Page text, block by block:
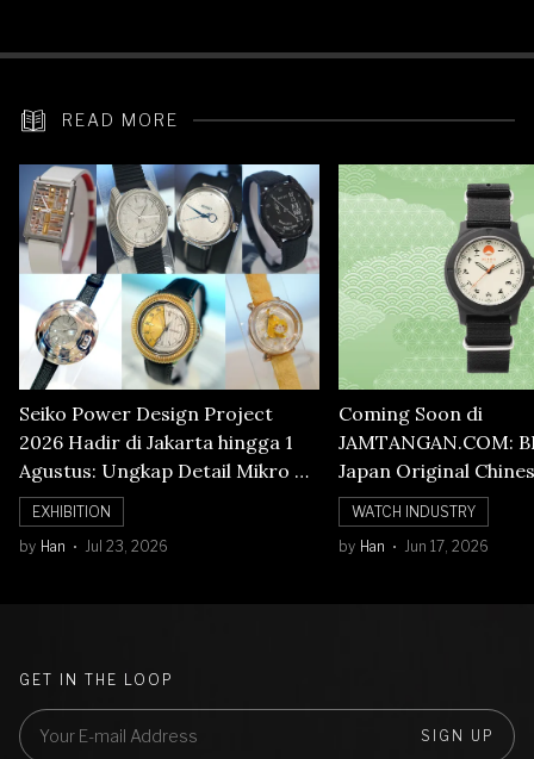
READ MORE
Seiko Power Design Project
2026 Hadir di Jakarta hingga 1
Agustus: Ungkap Detail Mikro di
Balik Seni Watchmaking
EXHIBITION
by Han Jul 23, 2026
Coming Soon di
JAMTANGAN.COM:
Japan Original
Numerals Watch
WATCH INDUSTRY
by Han Jun 17, 2026
GET IN THE LOOP
SIGN UP